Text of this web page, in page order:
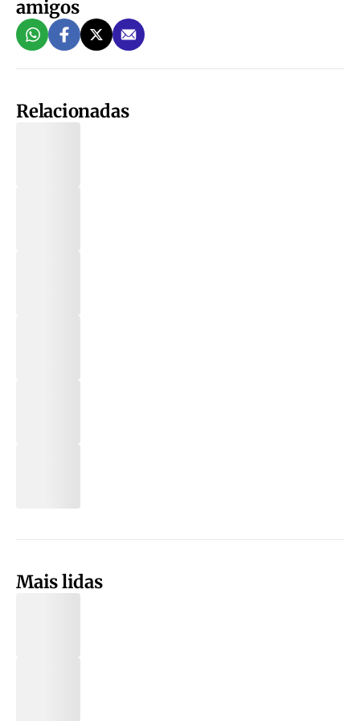
amigos
Relacionadas
Mais lidas